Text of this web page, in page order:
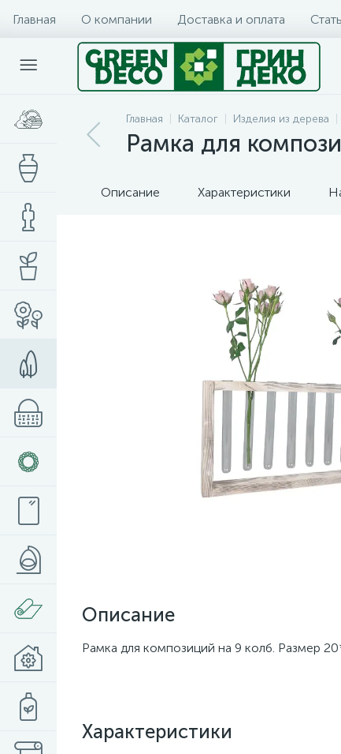
Главная О компании Доставка и оплата
Главная Каталог Изделия из дерева
Рамка для
Описание Характеристики
Описание
Рамка для композиций на 9 колб. Размер
Характеристики